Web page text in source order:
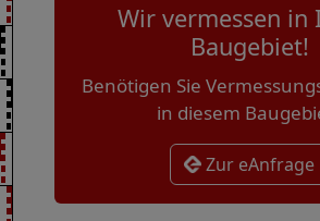
Wir vermessen in
Baugebiet!
Benötigen Sie
in diesem
Zur eAnfrage